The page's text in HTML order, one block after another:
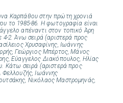
Καρπάθου στην πρώτη χρονιά
το 1985-86. Η φωτογραφία είναι
απέναντι στον τοπικό Άρη
2. Άνω σειρά (αριστερά προς
Χρυσαφίνης, Ιωάννης
Γεώργιος Μπέρτος, Μάνος
Εύαγγελος Διακόπουλος, Ηλίας
Κάτω σειρά (αριστερά προς
Ιωάννης
Νικόλαος Μαστρομηνάς,